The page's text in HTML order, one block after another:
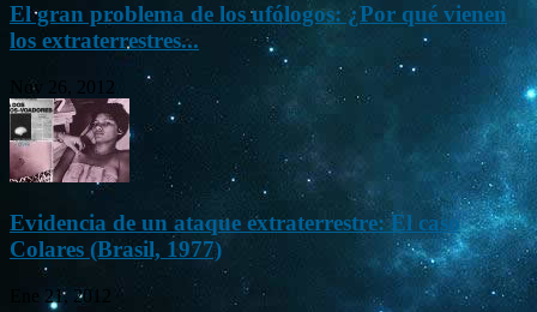
El gran problema de los ufólogos: ¿Por qué vienen
los extraterrestres...
Nov 26, 2012
Evidencia de un ataque extraterrestre: El caso
Colares (Brasil, 1977)
Ene 21, 2012